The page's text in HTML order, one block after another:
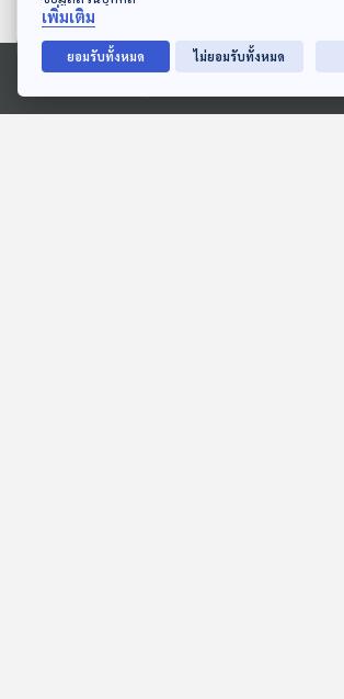
Ⓒ 2020 องค์การกระจายเสียงและแพร่ภาพสาธารณะแห่งประเทศไทย
เพิ่มเติม
ยอมรับทั้งหมด ไม่ยอมรับทั้งหมด